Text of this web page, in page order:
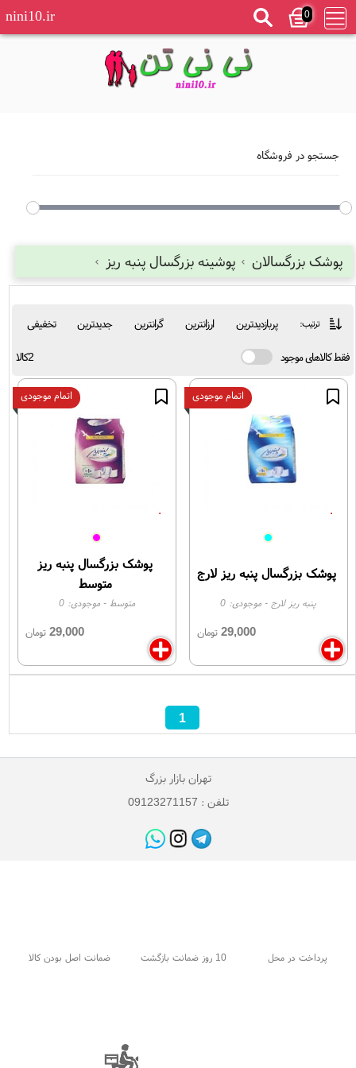
0
nini10.ir
جستجو در فروشگاه
پوشک بزرگسالان پوشینه بزرگسال پنبه ریز
ترتیب: پربازدیدترین ارزانترین گرانترین جدیدترین تخفیفی
فقط کالاهای موجود 2کالا
پوشک بزرگسال پنبه ریز لارج
پنبه ریز لارج- موجودی: 0
29,000 تومان
اتمام موجودی
پوشک بزرگسال پنبه ریز
متوسط
متوسط - موجودی:0
29,000تومان
اتمام موجودی
1
تهران بازار بزرگ
تلفن : 09123271157